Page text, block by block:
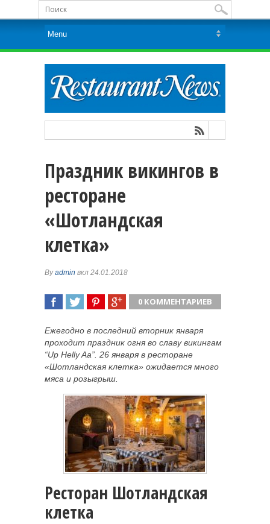
Праздник викингов в
ресторане
«Шотландская
клетка»
Byadmin вкл 24.01.2018
0 КОММЕНТАРИЕВ
Ежегодно в последний вторник января
проходит праздник огня во славу викингам
“Up Helly Aa”. 26 января в ресторане
«Шотландская клетка» ожидается много
мяса и розыгрыш.
Ресторан Шотландская
клетка